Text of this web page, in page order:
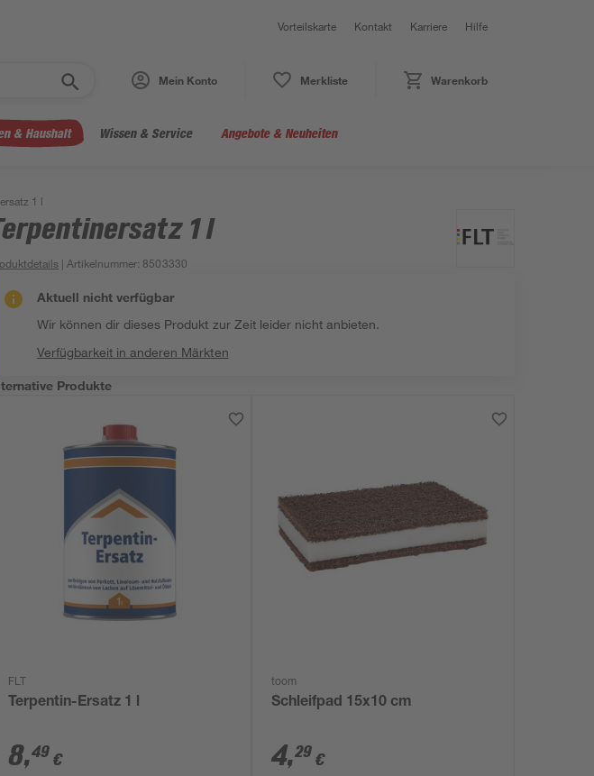
Vorteilskarte Kontakt Karriere Hilfe
Mein Konto Merkliste Warenkorb
& Haushalt Wissen & Service Angebote & Neuheiten
1 l
1 l
| Artikelnummer: 8503330
Aktuell nicht verfügbar
Wir können dir dieses Produkt zur Zeit leider nicht anbieten.
Verfügbarkeit in anderen Märkten
Produkte
FLT
Terpentin-Ersatz 1 l
8,49 €
toom
Schleifpad 15x10 cm
4,29 €